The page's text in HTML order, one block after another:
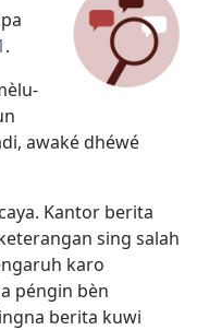
.
awaké dhéwé
Kantor berita
sing salah
karo
péngin bèn
berita kuwi